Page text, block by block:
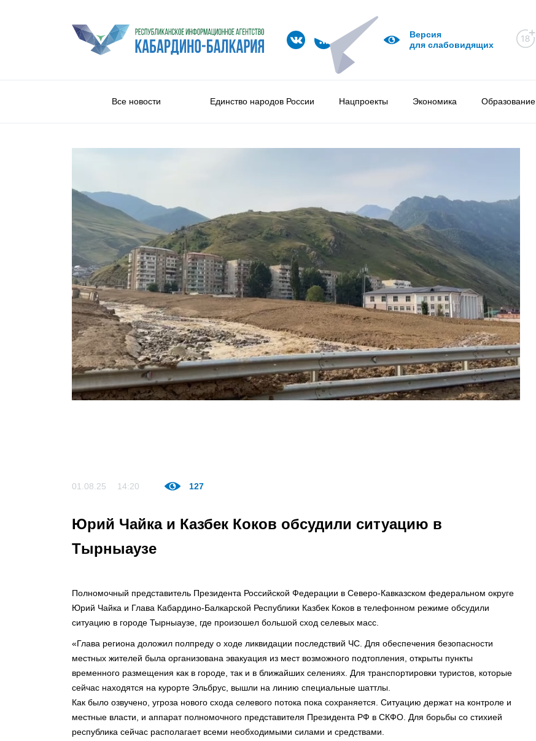
Версия
для слабовидящих
Все новости Единство народов России Нацпроекты Экономика Образование
01.08.25 14:20 127
Юрий Чайка и Казбек Коков обсудили ситуацию в
Тырныаузе
Полномочный представитель Президента Российской Федерации в Северо-Кавказском федеральном округе
Юрий Чайка и Глава Кабардино-Балкарской Республики Казбек Коков в телефонном режиме обсудили
ситуацию в городе Тырныаузе, где произошел большой сход селевых масс.
«Глава региона доложил полпреду о ходе ликвидации последствий ЧС. Для обеспечения безопасности
местных жителей была организована эвакуация из мест возможного подтопления, открыты пункты
временного размещения как в городе, так и в ближайших селениях. Для транспортировки туристов, которые
сейчас находятся на курорте Эльбрус, вышли на линию специальные шаттлы.
Как было озвучено, угроза нового схода селевого потока пока сохраняется. Ситуацию держат на контроле и
местные власти, и аппарат полномочного представителя Президента РФ в СКФО. Для борьбы со стихией
республика сейчас располагает всеми необходимыми силами и средствами.